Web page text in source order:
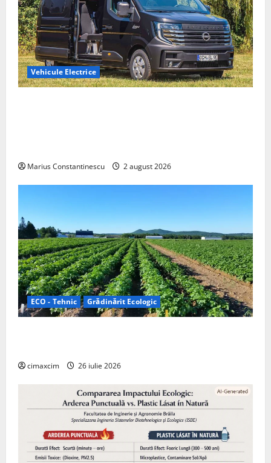
Vehicule Electrice
Marius Constantinescu 2 august 2026
ECO - Tehnic Grădinărit Ecologic
cimaxcim 26 iulie 2026